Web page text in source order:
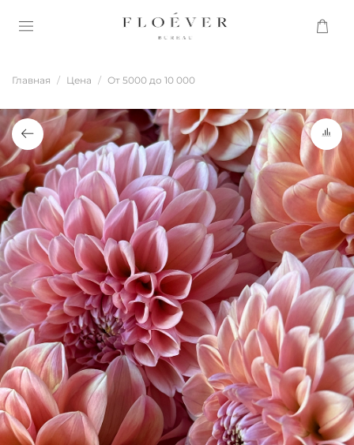
Главная Цена От 5000 до 10 000